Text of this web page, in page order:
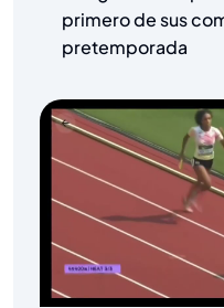
primero de sus
pretemporada